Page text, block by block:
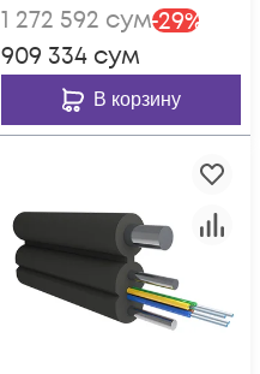
1 272 592 сум-29%
909 334 сум
В корзину